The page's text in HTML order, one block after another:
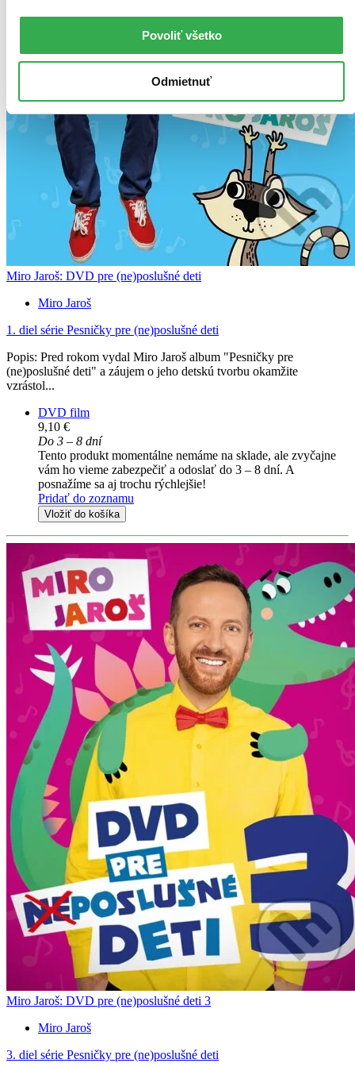
Povoliť všetko
Odmietnuť
Miro Jaroš: DVD pre (ne)poslušné deti
Miro Jaroš
1. diel série Pesničky pre (ne)poslušné deti
Popis: Pred rokom vydal Miro Jaroš album "Pesničky pre
(ne)poslušné deti" a záujem o jeho detskú tvorbu okamžite
vzrástol...
DVD film
9,10 €
Do 3 – 8 dní
Tento produkt momentálne nemáme na sklade, ale zvyčajne
vám ho vieme zabezpečiť a odoslať do 3 – 8 dní. A
posnažíme sa aj trochu rýchlejšie!
Pridať do zoznamu
Vložiť do košíka
Miro Jaroš: DVD pre (ne)poslušné deti 3
Miro Jaroš
3. diel série Pesničky pre (ne)poslušné deti